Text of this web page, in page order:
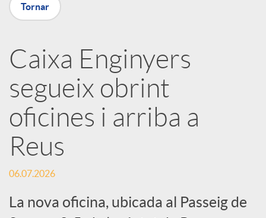
X
a
r
x
e
s
Tornar
Caixa Enginyers
segueix obrint
oficines i arriba a
Reus
06.07.2026
La nova oficina, ubicada al Passeig de